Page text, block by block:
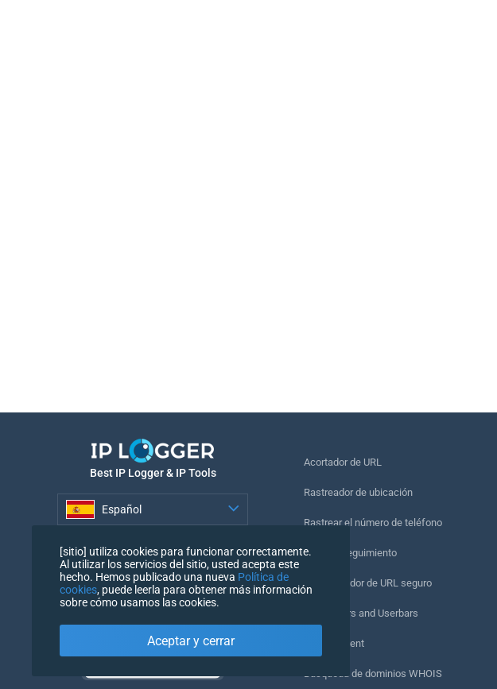
Best IP Logger & IP Tools
Español
Acortador de URL
Rastreador de ubicación
Rastrear el número de teléfono
Píxel de seguimiento
Comprobador de URL seguro
IP Counters and Userbars
Mi UserAgent
Búsqueda de dominios WHOIS
[sitio] utiliza cookies para funcionar correctamente.
Al utilizar los servicios del sitio, usted acepta este
hecho. Hemos publicado una nueva Política de
cookies, puede leerla para obtener más información
sobre cómo usamos las cookies.
Aceptar y cerrar